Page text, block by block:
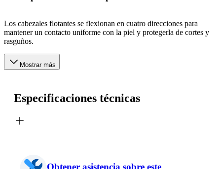
Los cabezales flotantes se flexionan en cuatro direcciones para
mantener un contacto uniforme con la piel y protegerla de cortes y
rasguños.
Mostrar más
Especificaciones técnicas
Obtener asistencia sobre este